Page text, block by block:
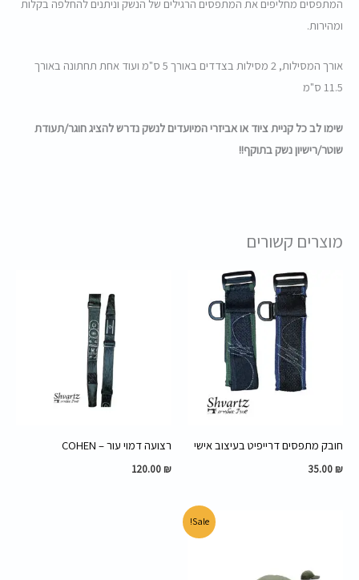
המתפסים מחליפים את המתפסים הרגילים של הנשק וניתנים להחלפה בקלות
ומהירות.
אורך המסילות, 2 מסילות בצדדים באורך 5 ס"מ ועוד אחת תחתונה באורך
11.5 ס"מ
שימו לב כל קניית ציוד או אביזרי המיועדים לנשק נדרש להציג חוגר/תעודת
שוטר/רישיון נשק בתוקף!!
מוצרים קשורים
חובק מתפסים דרייפיט בעיצוב אישי
35.00 ₪
רצועה דמוי עור – COHEN
120.00 ₪
Sale!